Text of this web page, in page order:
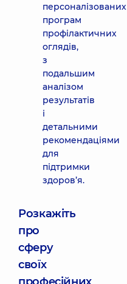
персоналізованих
програм
профілактичних
оглядів,
з
подальшим
аналізом
результатів
і
детальними
рекомендаціями
для
підтримки
здоров’я.
Розкажіть
про
сферу
своїх